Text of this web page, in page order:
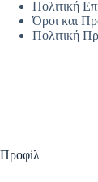
Πολιτική
Όροι και
Πολιτική
Προφίλ